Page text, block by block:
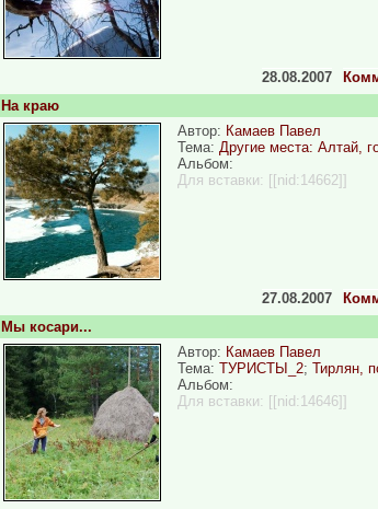
28.08.2007
На краю
Автор: Камаев Павел
Тема: Другие места: Алтай,
Альбом:
Для вставки: [[nid:14662]]
27.08.2007
Мы косари...
Автор: Камаев Павел
Тема: ТУРИСТЫ_2; Тирлян,
Альбом:
Для вставки: [[nid:14646]]